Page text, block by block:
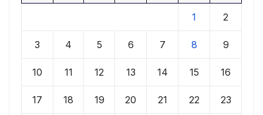
1 2
3 4 5 6 7 8 9
10 11 12 13 14 15 16
17 18 19 20 21 22 23